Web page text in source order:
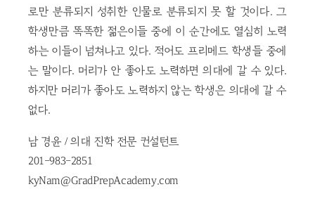
로만 분류되지 성취한 인물로 분류되지 못 할 것이다. 그
학생만큼 똑똑한 젊은이들 중에 이 순간에도 열심히 노력
하는 이들이 넘쳐나고 있다. 적어도 프리메드 학생들 중에
는 말이다. 머리가 안 좋아도 노력하면 의대에 갈 수 있다.
하지만 머리가 좋아도 노력하지 않는 학생은 의대에 갈 수
없다.
남 경윤 / 의대 진학 전문 컨설턴트
201-983-2851
kyNam@GradPrepAcademy.com